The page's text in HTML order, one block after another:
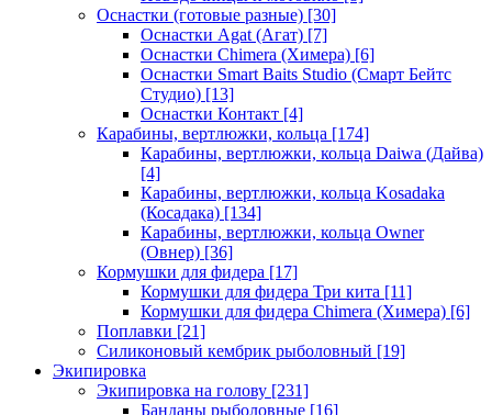
Оснастки (готовые разные) [30]
Оснастки Agat (Агат) [7]
Оснастки Chimera (Химера) [6]
Оснастки Smart Baits Studio (Смарт Бейтс
Студио) [13]
Оснастки Контакт [4]
Карабины, вертлюжки, кольца [174]
Карабины, вертлюжки, кольца Daiwa (Дайва)
[4]
Карабины, вертлюжки, кольца Kosadaka
(Косадака) [134]
Карабины, вертлюжки, кольца Owner
(Овнер) [36]
Кормушки для фидера [17]
Кормушки для фидера Три кита [11]
Кормушки для фидера Chimera (Химера) [6]
Поплавки [21]
Силиконовый кембрик рыболовный [19]
Экипировка
Экипировка на голову [231]
Банданы рыболовные [16]